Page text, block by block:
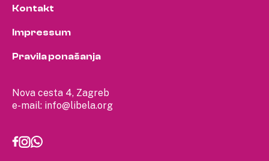
Nova cesta 4, Zagreb
e-mail: info@libela.org
Kontakt
Impressum
Pravila ponašanja